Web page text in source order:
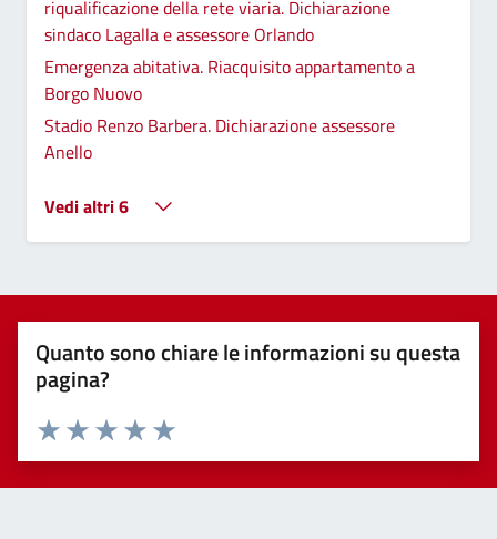
riqualificazione della rete viaria. Dichiarazione
sindaco Lagalla e assessore Orlando
Emergenza abitativa. Riacquisito appartamento a
Borgo Nuovo
Stadio Renzo Barbera. Dichiarazione assessore
Anello
Vedi altri 6
Quanto sono chiare le informazioni su questa
pagina?
Valuta 5 stelle su 5
Valuta 4 stelle su 5
Valuta 3 stelle su 5
Valuta 2 stelle su 5
Valuta 1 stelle su 5